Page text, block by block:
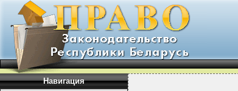
Навигация